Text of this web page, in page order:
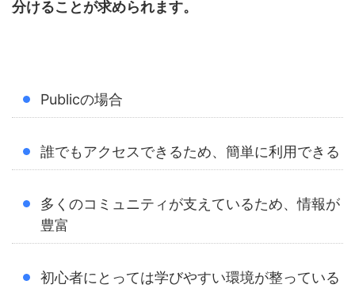
分けることが求められます。
Publicの場合
誰でもアクセスできるため、簡単に利用できる
多くのコミュニティが支えているため、情報が
豊富
初心者にとっては学びやすい環境が整っている